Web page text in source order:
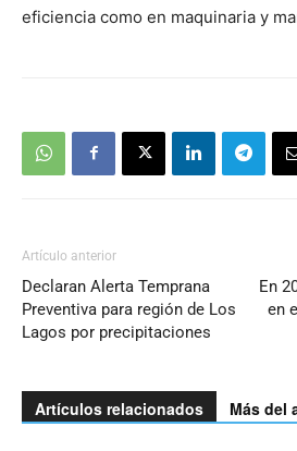
eficiencia como en maquinaria y
Artículo anterior
Declaran Alerta Temprana
Preventiva para región de Los
Lagos por precipitaciones
En
en
Artículos relacionados Más del